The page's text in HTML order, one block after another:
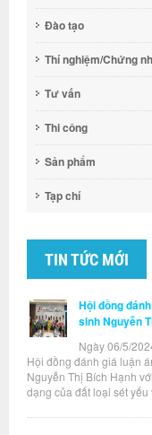
Đào tạo
Thí nghiệm/Chứng
Tư vấn
Thi công
Sản phẩm
Tạp chí
TIN TỨC MỚI
Hội đồng
sinh Nguyễn
Ngày 06/5/
Hội đồng đánh giá luận
Nguyễn Thị Bích Hạnh
dạng của đất loại sét yếu